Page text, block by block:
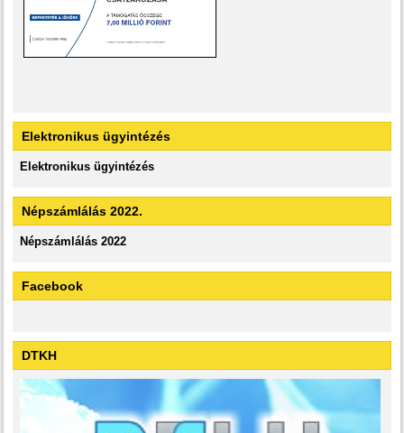
Elektronikus ügyintézés
Elektronikus ügyintézés
Népszámlálás 2022.
Népszámlálás 2022
Facebook
DTKH